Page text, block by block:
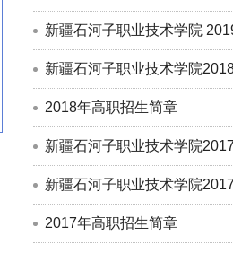
新疆石河子职业技术学院
新疆石河子职业技术学院
2018年高职招生简章
新疆石河子职业技术学院
新疆石河子职业技术学院
2017年高职招生简章